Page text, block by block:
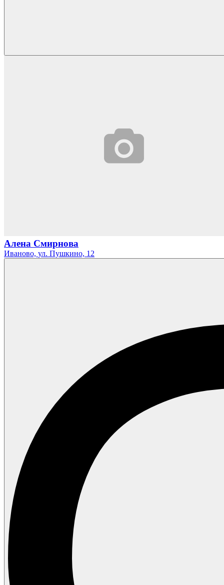
Алена Смирнова
Иваново, ул. Пушкино, 12